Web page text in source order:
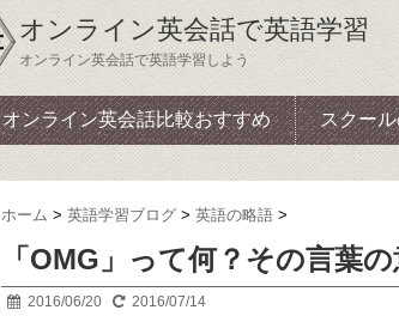
オンライン英会話で英語学習
オンライン英会話で英語学習しよう
オンライン英会話比較おすすめ スクー
ホーム > 英語学習ブログ > 英語の略語 >
「OMG」って何？その言葉
2016/06/20 2016/07/14